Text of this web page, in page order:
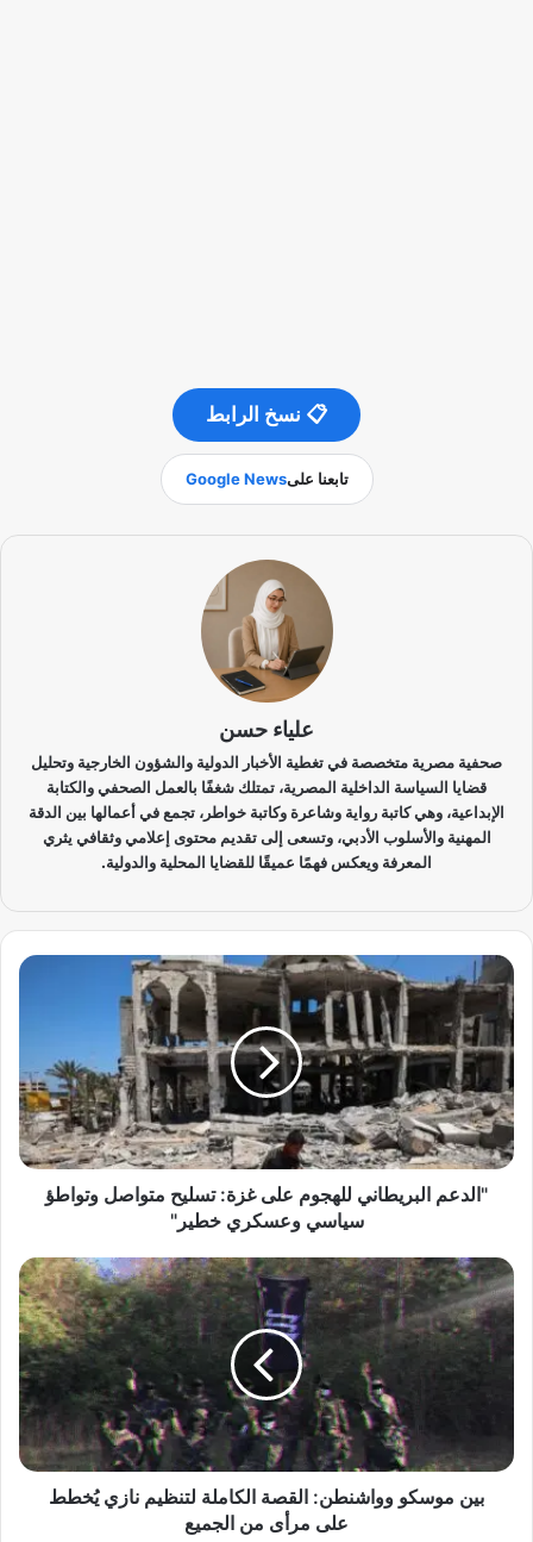
📋 نسخ الرابط
تابعنا علىGoogle News
علياء حسن
صحفية مصرية متخصصة في تغطية الأخبار الدولية والشؤون الخارجية وتحليل
قضايا السياسة الداخلية المصرية، تمتلك شغفًا بالعمل الصحفي والكتابة
الإبداعية، وهي كاتبة رواية وشاعرة وكاتبة خواطر، تجمع في أعمالها بين الدقة
المهنية والأسلوب الأدبي، وتسعى إلى تقديم محتوى إعلامي وثقافي يثري
المعرفة ويعكس فهمًا عميقًا للقضايا المحلية والدولية.
"
ا
ل
د
ع
م
ا
ل
ب
ا
ن
ي
م
"الدعم البريطاني للهجوم على غزة: تسليح متواصل وتواطؤ
سياسي وعسكري خطير"
ب
ي
ن
و
بين موسكو وواشنطن: القصة الكاملة لتنظيم نازي يُخطط
على مرأى من الجميع